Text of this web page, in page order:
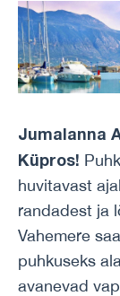
Jumalanna
Küpros!
huvitavast
randadest ja
Vahemere
puhkuseks
avanevad